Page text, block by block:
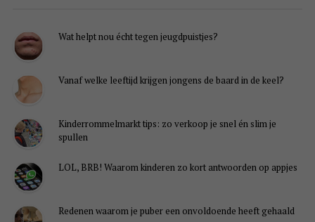
Wat helpt nou écht tegen jeugdpuistjes?
Vanaf welke leeftijd krijgen jongens de baard in de keel?
Kinderrommelmarkt tips: zo verkoop je snel én slim je
spullen
LOL, BRB! Waarom kinderen zo kort antwoorden op appjes
Redenen waarom je puber een onvoldoende heeft gehaald